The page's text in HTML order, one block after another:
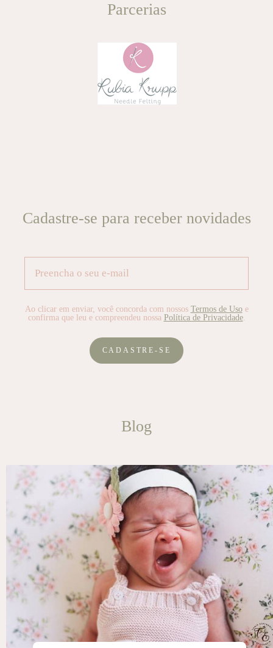
Blog
Cadastre-se para receber novidades
Ao clicar em enviar, você concorda com nossos Termos de Usoe
confirma que leu e compreendeu nossa Política de Privacidade.
CADASTRE-SE
Parcerias